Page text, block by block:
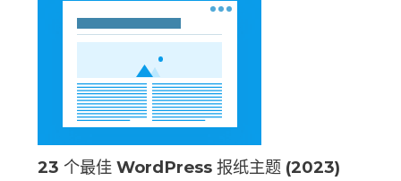
23 个最佳 WordPress 报纸主题 (2023)